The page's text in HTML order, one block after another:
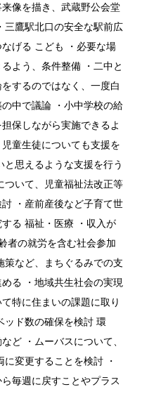
像を描き、武蔵野公会堂
三鷹駅北口の安全な駅前広
げる こども ・必要な場
よう、条件整備 ・二中と
するのではなく、一度白
中で議論 ・小中学校の給
保しながら実施できるよ
童生徒についても支援を
思えるような支援を行う
ついて、児童福祉法改正等
・産前産後など子育て世
る 福祉・医療 ・収入が
者の就労を含む社会参加
策など、まちぐるみでの支
る ・地域共生社会の実現
特に住まいの課題に取り
ッド数の確保を検討 環
ど ・ムーバスについて、
変更することを検討 ・
毎週に戻すことやプラス